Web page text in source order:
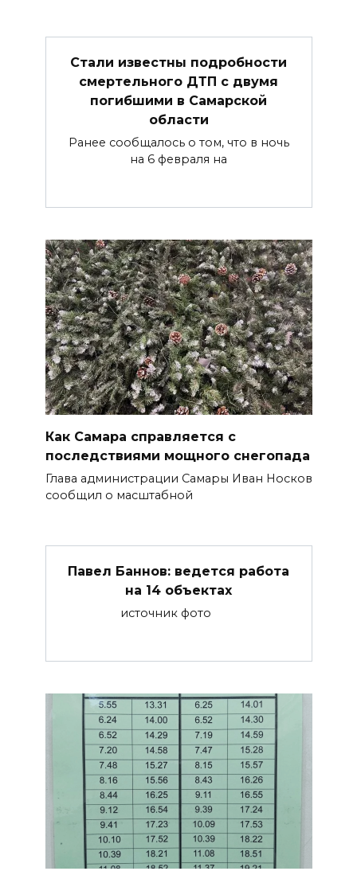
Стали известны подробности
смертельного ДТП с двумя
погибшими в Самарской
области
Ранее сообщалось о том, что в ночь
на 6 февраля на
Как Самара справляется с
последствиями мощного снегопада
Глава администрации Самары Иван Носков
сообщил о масштабной
Павел Баннов: ведется работа
на 14 объектах
источник фото